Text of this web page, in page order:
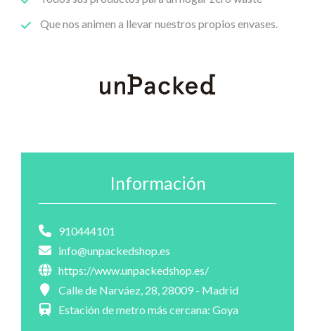
Que nos animen a llevar nuestros propios envases.
Información
910444101
info@unpackedshop.es
https://www.unpackedshop.es/
Calle de Narváez, 28, 28009 - Madrid
Estación de metro más cercana: Goya